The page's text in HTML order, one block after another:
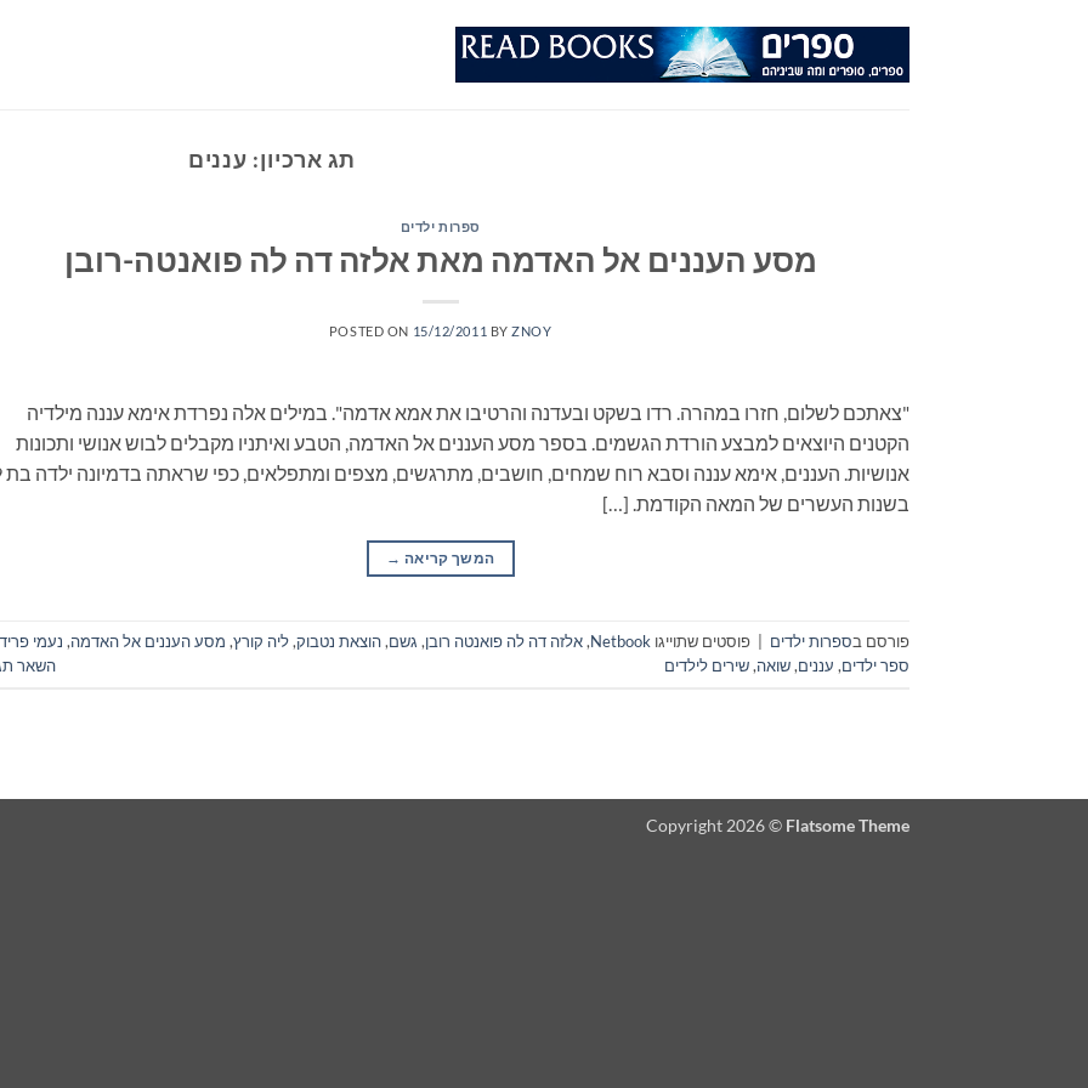
תג ארכיון: עננים
ספרות ילדים
מסע העננים אל האדמה מאת אלזה דה לה פואנטה-רובן
POSTED ON 15/12/2011 BYZNOY
"צאתכם לשלום, חזרו במהרה. רדו בשקט ובעדנה והרטיבו את אמא אדמה". במילים אלה נפרדת אימא עננה מילדיה
הקטנים היוצאים למבצע הורדת הגשמים. בספר מסע העננים אל האדמה, הטבע ואיתניו מקבלים לבוש אנושי ותכונות
אנושיות. העננים,
בשנות העשרים של המאה הקודמת. […]
המשך קריאה →
פורסם בספרות ילדים פוסטים שתוייגו Netbook
,אלזה דה לה פואנטה רובן, גשם,הוצאת נטבוק,ליה קורץ, מסע העננים אל האדמה, נעמי
ספר ילדים, עננים,שואה,שירים לילדים השאר
Copyright 2026 © Flatsome Theme